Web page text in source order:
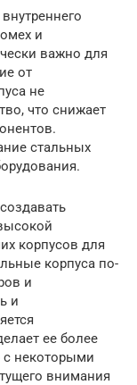
и
важно для
от
не
что снижает
стальных
корпусов для
корпуса по-
и
и
ее более
некоторыми
внимания